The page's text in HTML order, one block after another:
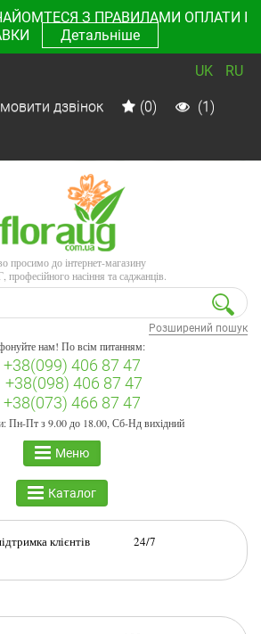
З ПРАВИЛАМИ ОПЛАТИ І
Детальніше
UK RU
дзвінок (0) (1)
просимо до інтернет-магазину
насіння та саджанців.
Розширений пошук
нам! По всім питанням:
+38(099) 406 87 47
+38(098) 406 87 47
+38(073) 466 87 47
Пн-Пт з 9.00 до 18.00, Сб-Нд вихідний
Меню
Каталог
підтримка клієнтів 24/7